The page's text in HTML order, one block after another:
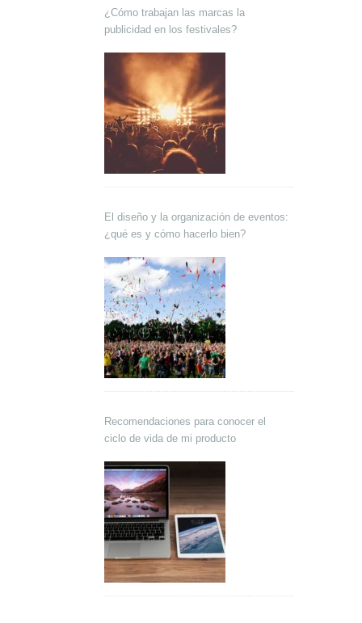
¿Cómo trabajan las marcas la
publicidad en los festivales?
El diseño y la organización de eventos:
¿qué es y cómo hacerlo bien?
Recomendaciones para conocer el
ciclo de vida de mi producto